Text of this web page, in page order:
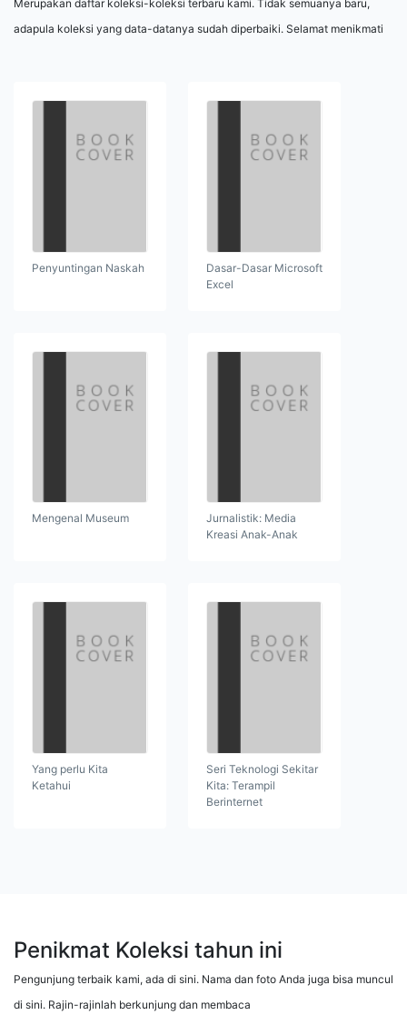
Merupakan daftar koleksi-koleksi terbaru kami. Tidak semuanya baru,
adapula koleksi yang data-datanya sudah diperbaiki. Selamat menikmati
Penyuntingan Naskah
Dasar-Dasar Microsoft
Excel
Mengenal Museum
Jurnalistik: Media
Kreasi Anak-Anak
Yang perlu Kita
Ketahui
Seri Teknologi Sekitar
Kita: Terampil
Berinternet
Penikmat Koleksi tahun ini
Pengunjung terbaik kami, ada di sini. Nama dan foto Anda juga bisa muncul
di sini. Rajin-rajinlah berkunjung dan membaca